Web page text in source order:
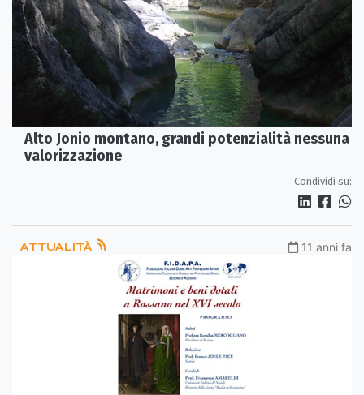
Alto Jonio montano, grandi potenzialità nessuna
valorizzazione
Condividi su:
ATTUALITÀ 11 anni fa